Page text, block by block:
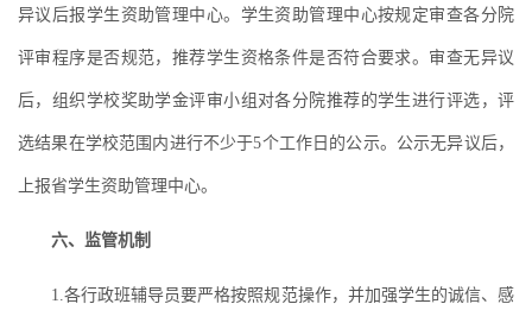
异议后报学生资助管理中心。学生资助管理中心按规定审查各分院
评审程序是否规范，推荐学生资格条件是否符合要求。审查无异议
后，组织学校奖助学金评审小组对各分院推荐的学生进行评选，评
选结果在学校范围内进行不少于5个工作日的公示。公示无异议后，
上报省学生资助管理中心。
六、监管机制
1.各行政班辅导员要严格按照规范操作，并加强学生的诚信、感